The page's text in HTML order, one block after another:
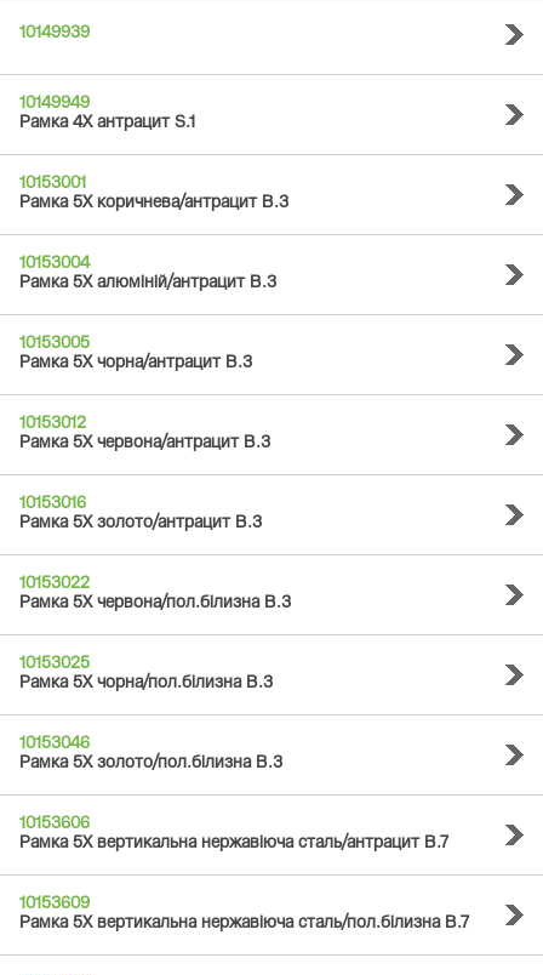
10149939
10149949
Рамка 4Х антрацит S.1
10153001
Рамка 5Х коричнева/антрацит B.3
10153004
Рамка 5Х алюміній/антрацит B.3
10153005
Рамка 5Х чорна/антрацит B.3
10153012
Рамка 5Х червона/антрацит B.3
10153016
Рамка 5Х золото/антрацит B.3
10153022
Рамка 5Х червона/пол.білизна B.3
10153025
Рамка 5Х чорна/пол.білизна B.3
10153046
Рамка 5Х золото/пол.білизна B.3
10153606
Рамка 5Х вертикальна нержавіюча сталь/антрацит B.7
10153609
Рамка 5Х вертикальна нержавіюча сталь/пол.білизна B.7